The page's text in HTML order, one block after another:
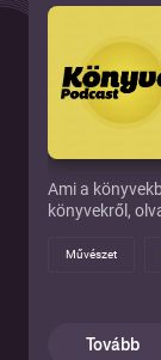
Történelem
Egészség és
Gyerekek és
Szabadidő
30-60 perc
60 perc felett
Ami a
könyvekről,
Művészet
Tovább